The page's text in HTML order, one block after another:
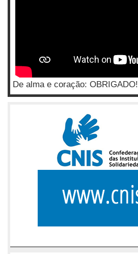
De alma e coração: OBRIGADO!